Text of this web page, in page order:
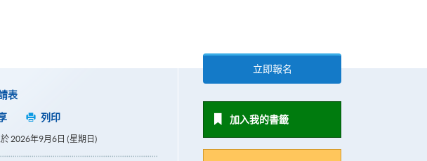
表
列印
2026年9月6日 (星期日)
立即報名
加入我的書籤